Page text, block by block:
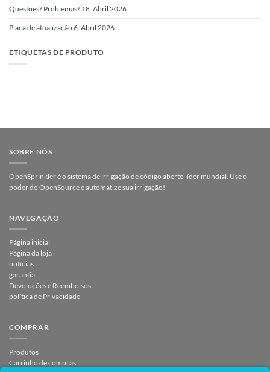
Questões? Problemas? 18. Abril 2026
Placa de atualização6. Abril 2026
ETIQUETAS DE PRODUTO
SOBRE NÓS
OpenSprinkler é o sistema de irrigação de código aberto líder mundial. Use o
poder do OpenSource e automatize sua irrigação!
NAVEGAÇÃO
Página inicial
Página da loja
notícias
garantia
Devoluções e Reembolsos
política de Privacidade
COMPRAR
Produtos
Carrinho de compras